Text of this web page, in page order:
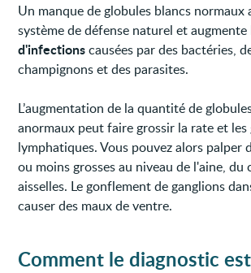
Un manque de globules blancs
système de défense naturel et augmente
d'infectionscausées par des bactéries,
champignons et des parasites.
L’augmentation de la quantité de
anormaux peut faire grossir la rate et les
lymphatiques. Vous pouvez alors palper
ou moins grosses au niveau de l'aine, du
aisselles. Le gonflement de ganglions
causer des maux de ventre.
Comment le diagnostic